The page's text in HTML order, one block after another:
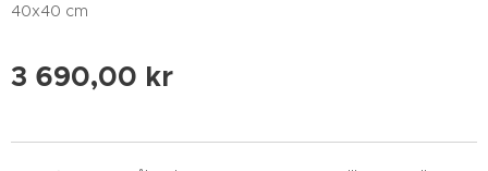
40x40 cm
3 690,00 kr